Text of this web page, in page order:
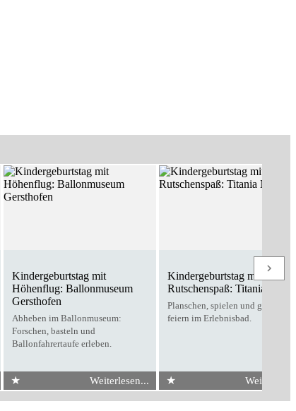
Kindergeburtstag mit
Höhenflug: Ballonmuseum
Gersthofen
Abheben im Ballonmuseum:
Forschen, basteln und
Ballonfahrertaufe erleben.
★ Weiterlesen...
Kindergeburtstag mit
Rutschenspaß: Titania
Planschen, spielen und
feiern im Erlebnisbad.
★